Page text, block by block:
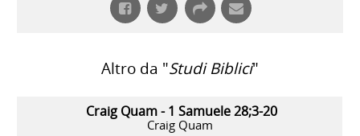
Altro da "Studi Biblici"
Craig Quam - 1 Samuele 28;3-20
Craig Quam